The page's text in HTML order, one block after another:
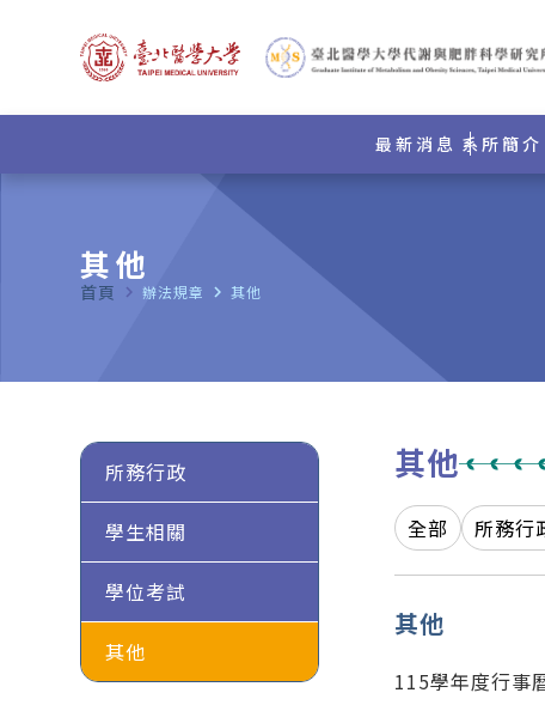
最新消息 系所簡介
其他
首頁 navigate_next 辦法規章 navigate_next 其他
所務行政
學生相關
學位考試
其他
其他
全部 所務行
其他
115學年度行事